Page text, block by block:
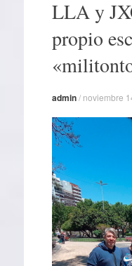
contenidoLLA y
propio
admin/ noviembre